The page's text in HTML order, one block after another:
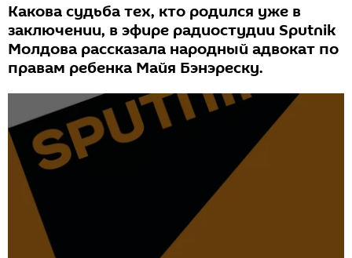
Какова судьба тех, кто родился уже в
заключении, в эфире радиостудии Sputnik
Молдова рассказала народный адвокат по
правам ребенка Майя Бэнэреску.